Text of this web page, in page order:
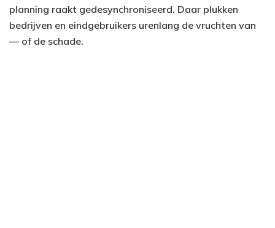
planning raakt gedesynchroniseerd. Daar plukken
bedrijven en eindgebruikers urenlang de vruchten van
— of de schade.